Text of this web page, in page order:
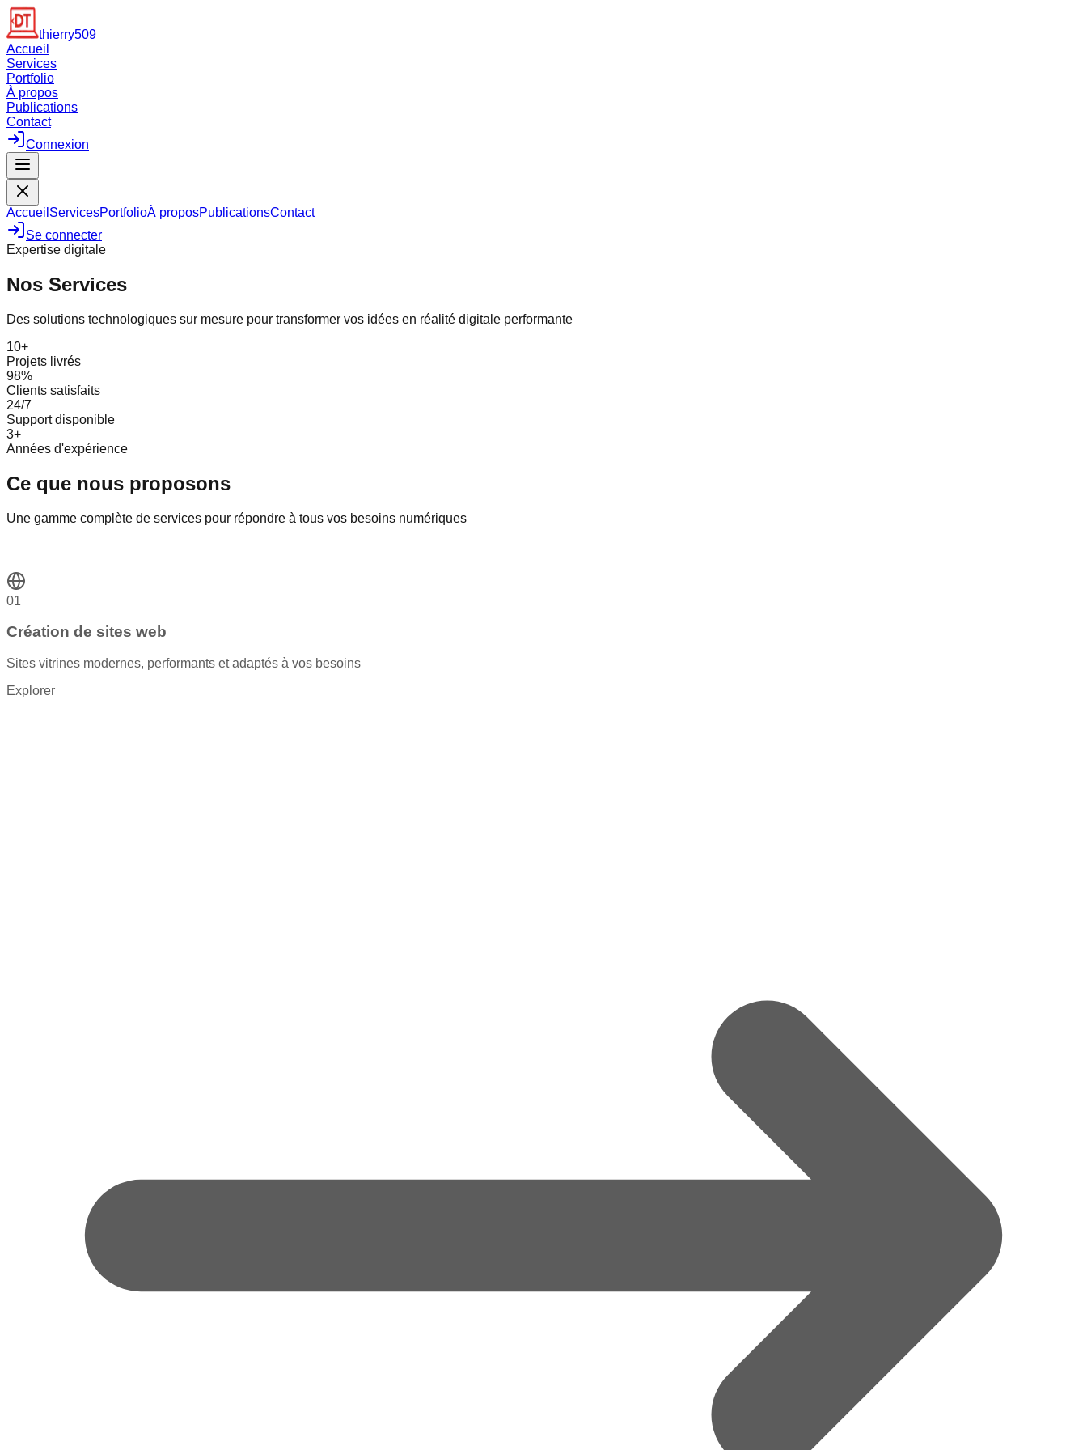
thierry509
Accueil
Services
Portfolio
À propos
Publications
Contact
Connexion
Accueil ServicesPortfolioÀ proposPublicationsContact
Se connecter
Expertise digitale
Nos Services
Des solutions technologiques sur mesure pour transformer vos idées en réalité digitale performante
10+
Projets livrés
98%
Clients satisfaits
24/7
Support disponible
3+
Années d'expérience
Ce que nous proposons
Une gamme complète de services pour répondre à tous vos besoins numériques
01
Création de sites web
Sites vitrines modernes, performants et adaptés à vos besoins
Explorer